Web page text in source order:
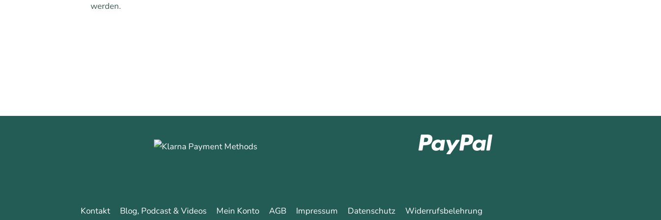
werden.
Kontakt Blog, Podcast & Videos Mein Konto AGB Impressum Datenschutz Widerrufsbelehrung